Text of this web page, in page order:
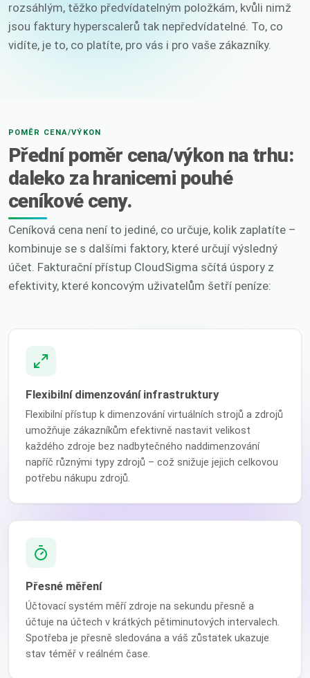
rozsáhlým, těžko předvídatelným položkám, kvůli nimž
jsou faktury hyperscalerů tak nepředvídatelné. To, co
vidíte, je to, co platíte, pro vás i pro vaše zákazníky.
POMĚR CENA/VÝKON
Přední poměr cena/výkon na trhu:
daleko za hranicemi pouhé
ceníkové ceny.
Ceníková cena není to jediné, co určuje, kolik zaplatíte –
kombinuje se s dalšími faktory, které určují výsledný
účet. Fakturační přístup CloudSigma sčítá úspory z
efektivity, které koncovým uživatelům šetří peníze:
Flexibilní dimenzování infrastruktury
Flexibilní přístup k dimenzování virtuálních strojů a zdrojů
umožňuje zákazníkům efektivně nastavit velikost
každého zdroje bez nadbytečného naddimenzování
napříč různými typy zdrojů – což snižuje jejich celkovou
potřebu nákupu zdrojů.
Přesné měření
Účtovací systém měří zdroje na sekundu přesně a
účtuje na účtech v krátkých pětiminutových intervalech.
Spotřeba je přesně sledována a váš zůstatek ukazuje
stav téměř v reálném čase.